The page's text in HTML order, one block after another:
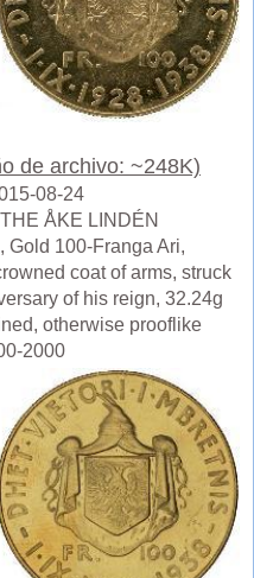
de archivo: ~248K)
08-24
ÅKE LINDÉN
Gold 100-Franga Ari,
coat of arms, struck
of his reign, 32.24g
otherwise prooflike
2000